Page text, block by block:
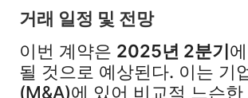
거래 일정 및 전망
이번 계약은 2025년 2분기
될 것으로 예상된다. 이는 기
(M&A)에 있어 비교적 느슨한